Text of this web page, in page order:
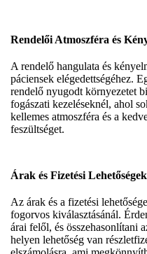
Rendelői Atmoszféra és
A rendelő hangulata és
páciensek elégedettségéhez.
rendelő nyugodt környezetet
fogászati kezeléseknél, ahol
kellemes atmoszféra és a
feszültséget.
Árak és Fizetési Lehetőségek
Az árak és a fizetési
fogorvos kiválasztásánál.
árai felől, és összehasonlítani
helyen lehetőség van